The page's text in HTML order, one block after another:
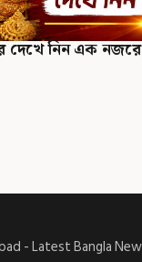
দেখে নিন এক নজরে